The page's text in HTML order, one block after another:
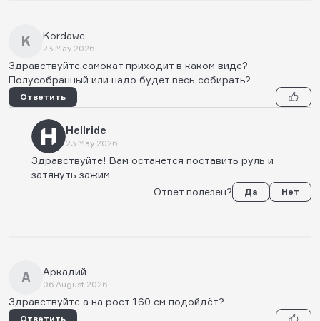
K Kordawe
23 May 2026
Здравствуйте,самокат приходит в каком виде?
Полусобранный или надо будет весь собирать?
Ответить
Hellride
23 May 2026
Здравствуйте! Вам останется поставить руль и
затянуть зажим.
Ответ полезен?
Да Нет
А Аркадий
06 August 2026
Здравствуйте а на рост 160 см подойдёт?
Ответить